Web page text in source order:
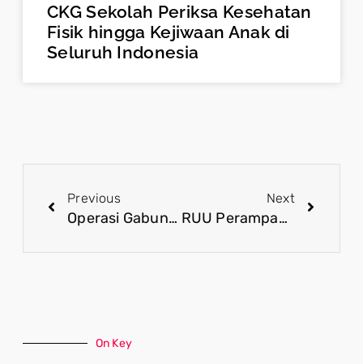
CKG Sekolah Periksa Kesehatan
Fisik hingga Kejiwaan Anak di
Seluruh Indonesia
Previous
Operasi Gabungan di Yahukimo Bukti Nyata Aparat Keamanan Jaga Keamanan Papua
Next
RUU Perampasan Aset, Langkah Nyata Pemerintah Pulihkan Kerugian Negara
On Key